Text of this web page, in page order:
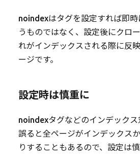
noindexはタグを設定すれば即
うものではなく、設定後にクロ
れがインデックスされる際に反
ージです。
設定時は慎重に
noindexタグなどのインデックス
誤ると全ページがインデックス
りすることもあるので、設定は